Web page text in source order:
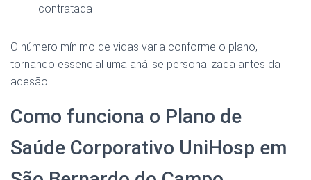
contratada
O número mínimo de vidas varia conforme o plano,
tornando essencial uma análise personalizada antes da
adesão.
Como funciona o Plano de
Saúde Corporativo UniHosp em